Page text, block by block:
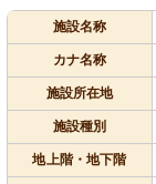
施設名称
カナ名称
施設所在地
施設種別
地上階・地下階